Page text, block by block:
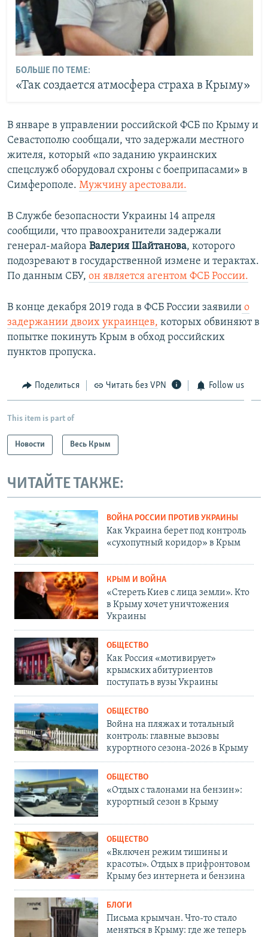
БОЛЬШЕ ПО ТЕМЕ:
«Так создается атмосфера страха в Крыму»
В январе в управлении российской ФСБ по Крыму и
Севастополю сообщали, что задержали местного
жителя, который «по заданию украинских
спецслужб оборудовал схроны с боеприпасами» в
Симферополе. Мужчину арестовали.
В Службе безопасности Украины 14 апреля
сообщили, что правоохранители задержали
генерал-майора Валерия Шайтанова, которого
подозревают в государственной измене и терактах.
По данным СБУ, он является агентом ФСБ России.
В конце декабря 2019 года в ФСБ России заявили о
задержании двоих украинцев, которых обвиняют в
попытке покинуть Крым в обход российских
пунктов пропуска.
Поделиться Читать без VPN Follow us
This item is part of
Новости Весь Крым
ЧИТАЙТЕ ТАКЖЕ:
ВОЙНА РОССИИ ПРОТИВ УКРАИНЫ
Как Украина берет под контроль
«сухопутный коридор» в Крым
КРЫМ И ВОЙНА
«Стереть Киев с лица земли». Кто
в Крыму хочет уничтожения
Украины
ОБЩЕСТВО
Как Россия «мотивирует»
крымских абитуриентов
поступать в вузы Украины
ОБЩЕСТВО
Война на пляжах и тотальный
контроль: главные вызовы
курортного сезона-2026 в Крыму
ОБЩЕСТВО
«Отдых с талонами на бензин»:
курортный сезон в Крыму
ОБЩЕСТВО
«Включен режим тишины и
красоты». Отдых в прифронтовом
Крыму без интернета и бензина
БЛОГИ
Письма крымчан. Что-то стало
меняться в Крыму: где же теперь